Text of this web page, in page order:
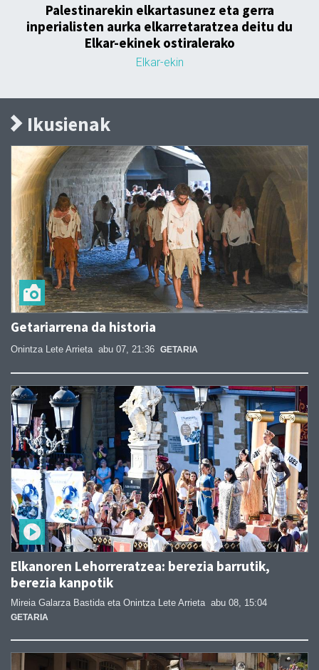
Palestinarekin elkartasunez eta gerra
inperialisten aurka elkarretaratzea deitu du
Elkar-ekinek ostiralerako
Elkar-ekin
Ikusienak
Getariarrena da historia
Onintza Lete Arrieta abu 07, 21:36 GETARIA
Elkanoren Lehorreratzea: berezia barrutik,
berezia kanpotik
Mireia Galarza Bastida eta Onintza Lete Arrieta abu 08, 15:04
GETARIA